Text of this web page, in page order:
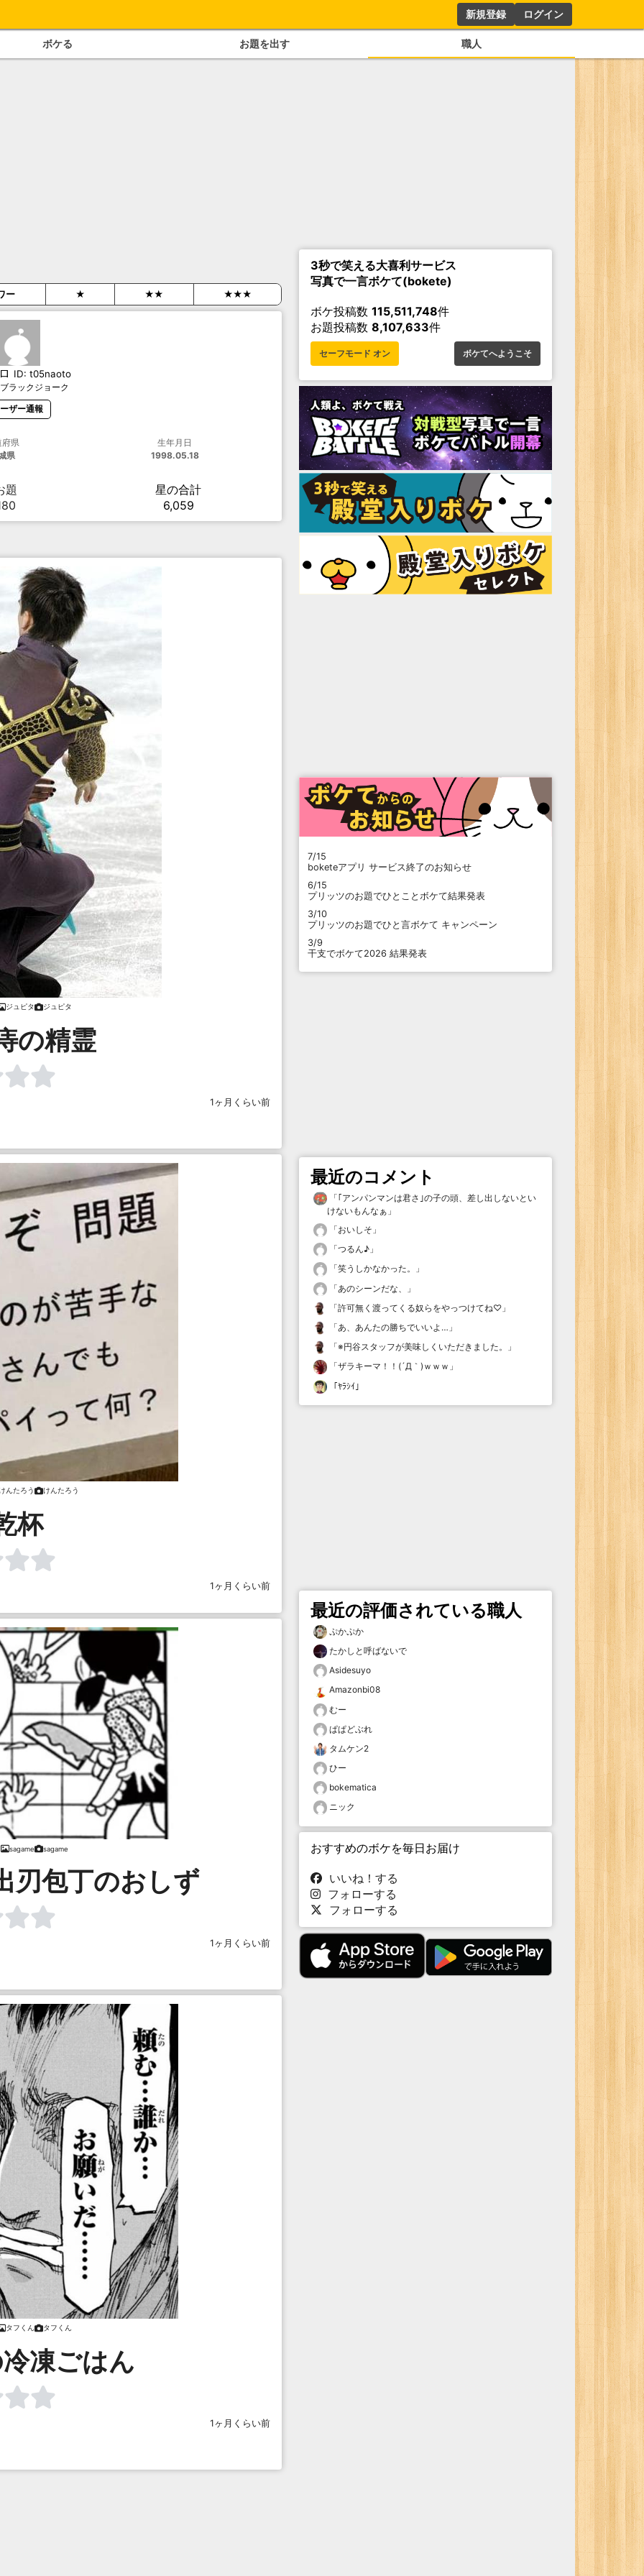
新規登録 ログイン
ボケる お題を出す 職人
ー ★ ★★ ★★★
ID: t05naoto
ラックジョーク
ザー通報
県
県
生年月日
1998.05.18
題
星の合計
6,059
ジュピタ ジュピタ
の精霊
1ヶ月くらい前
んたろう けんたろう
杯
1ヶ月くらい前
sagame sagame
包丁のおしず
1ヶ月くらい前
タフくん タフくん
凍ごはん
1ヶ月くらい前
3秒で笑える大喜利サービス
写真で一言ボケて(bokete)
ボケ投稿数 115,511,748件
お題投稿数 8,107,633件
セーフモード オン ボケてへようこそ
7/15
boketeアプリ サービス終了のお知らせ
6/15
プリッツのお題でひとことボケて結果発表
3/10
プリッツのお題でひと言ボケて キャンペーン
3/9
干支でボケて2026 結果発表
最近のコメント
「｢アンパンマンは君さ｣の子の頭、差し出しないとい
けないもんなぁ 」
「おいしそ 」
「つるん♪ 」
「笑うしかなかった。
」
「あのシーンだな、
」
「許可無く渡ってくる奴らをやっつけてね♡ 」
「あ、あんたの勝ちでいいよ… 」
「※円谷スタッフが美味しくいただきました。
」
「ザラキーマ！！(´Д｀)ｗｗｗ 」
「ﾔﾗｼｲ 」
最近の評価されている職人
ぷかぷか
たかしと呼ばないで
Asidesuyo
Amazonbi08
むー
ぱぱどぶれ
タムケン2
ひー
bokematica
ニック
おすすめのボケを毎日お届け
いいね！する
フォローする
フォローする